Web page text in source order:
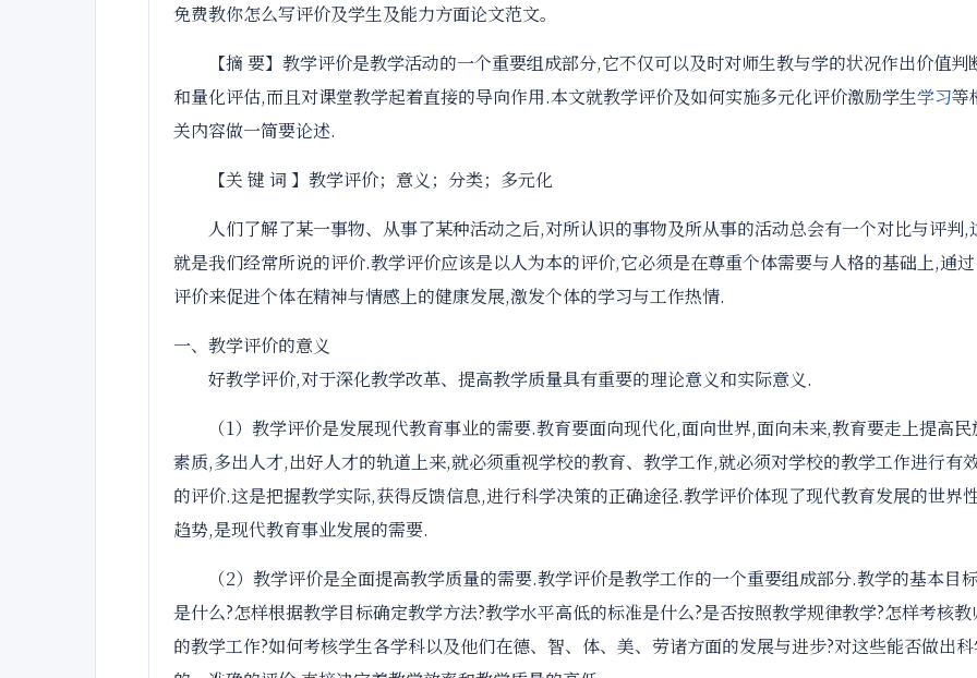
免费教你怎么写评价及学生及能力方面论文范文。
【摘 要】教学评价是教学活动的一个重要组成部分,它不仅可以及时对师生教与学的状况作出价值判
和量化评估,而且对课堂教学起着直接的导向作用.本文就教学评价及如何实施多元化评价激励学生学习等
关内容做一简要论述.
【关 键 词 】教学评价；意义；分类；多元化
人们了解了某一事物、从事了某种活动之后,对所认识的事物及所从事的活动总会有一个对比与评判,
就是我们经常所说的评价.教学评价应该是以人为本的评价,它必须是在尊重个体需要与人格的基础上,通过
评价来促进个体在精神与情感上的健康发展,激发个体的学习与工作热情.
一、教学评价的意义
好教学评价,对于深化教学改革、提高教学质量具有重要的理论意义和实际意义.
（1）教学评价是发展现代教育事业的需要.教育要面向现代化,面向世界,面向未来,教育要走上提高民
素质,多出人才,出好人才的轨道上来,就必须重视学校的教育、教学工作,就必须对学校的教学工作进行有
的评价.这是把握教学实际,获得反馈信息,进行科学决策的正确途径.教学评价体现了现代教育发展的世界
趋势,是现代教育事业发展的需要.
（2）教学评价是全面提高教学质量的需要.教学评价是教学工作的一个重要组成部分.教学的基本目
是什么?怎样根据教学目标确定教学方法?教学水平高低的标准是什么?是否按照教学规律教学?怎样考核教
的教学工作?如何考核学生各学科以及他们在德、智、体、美、劳诸方面的发展与进步?对这些能否做出